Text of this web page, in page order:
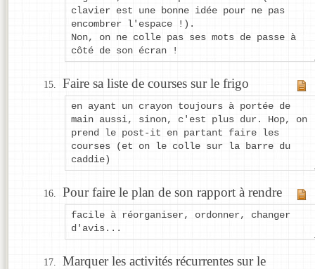
clavier est une bonne idée pour ne pas
encombrer l'espace !).
Non, on ne colle pas ses mots de passe à
côté de son écran !
Faire sa liste de courses sur le frigo
en ayant un crayon toujours à portée de
main aussi, sinon, c'est plus dur. Hop, on
prend le post-it en partant faire les
courses (et on le colle sur la barre du
caddie)
Pour faire le plan de son rapport à rendre
facile à réorganiser, ordonner, changer
d'avis...
Marquer les activités récurrentes sur le